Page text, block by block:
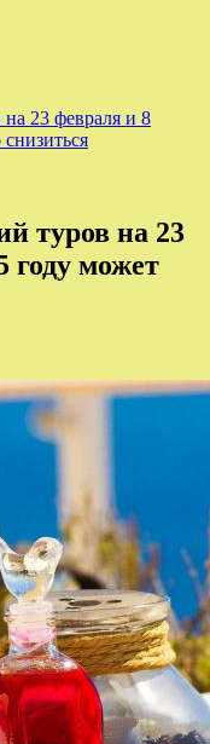
23 февраля и 8
туров на 23
году может